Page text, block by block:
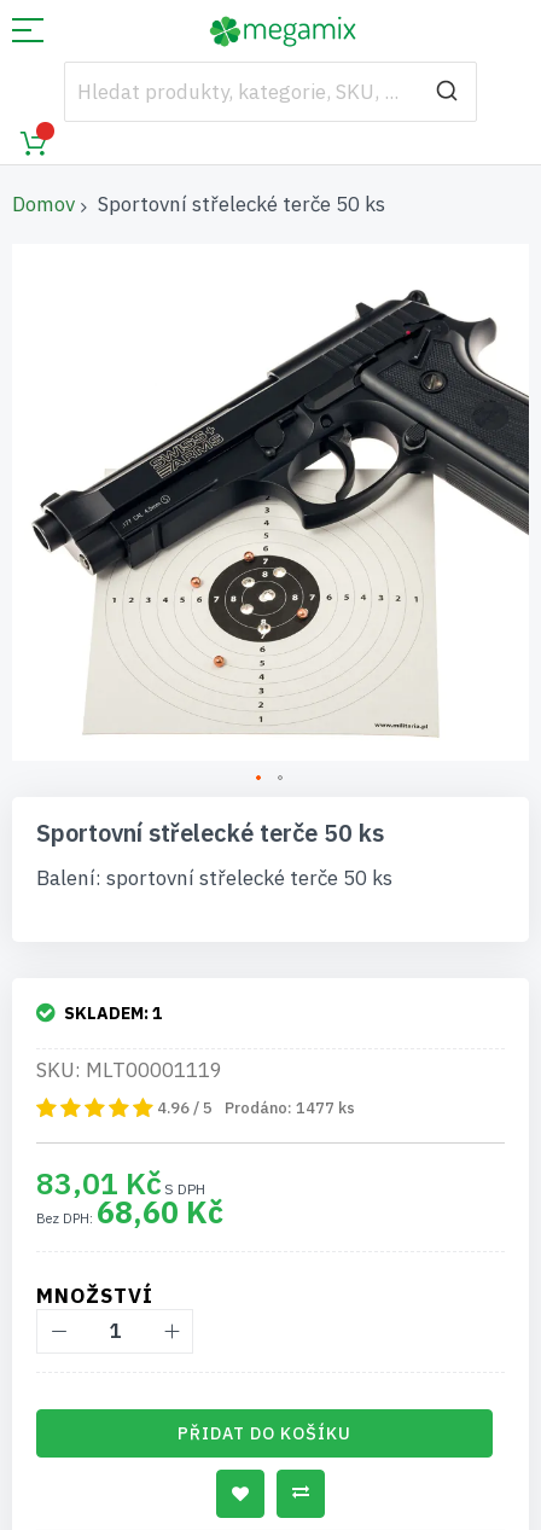
Domov Sportovní střelecké terče 50 ks
začátek
galerie
Sportovní střelecké terče 50 ks
Balení: sportovní střelecké terče 50 ks
SKLADEM:1
SKU: MLT00001119
4.96 / 5 Prodáno: 1477 ks
83,01 Kč
68,60 Kč
MNOŽSTVÍ
PŘIDAT DO KOŠÍKU